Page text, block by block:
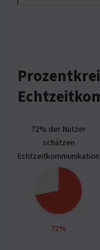
72% der Nutzer
schätzen
Echtzeitkommunikation
72%